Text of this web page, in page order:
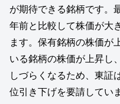
が期待できる銘柄です。
年前と比較して株価が大
ます。保有銘柄の株価が
いる銘柄の株価が上昇し
しづらくなるため、東証
位引き下げを要請していま